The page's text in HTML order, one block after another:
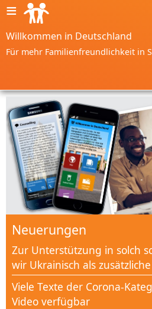
≡
Willkommen in Deutschland
Für mehr Familienfreundlichkeit in
Neuerungen
Zur Unterstützung in solch
wir Ukrainisch als
Viele Texte der Corona-
Video verfügbar